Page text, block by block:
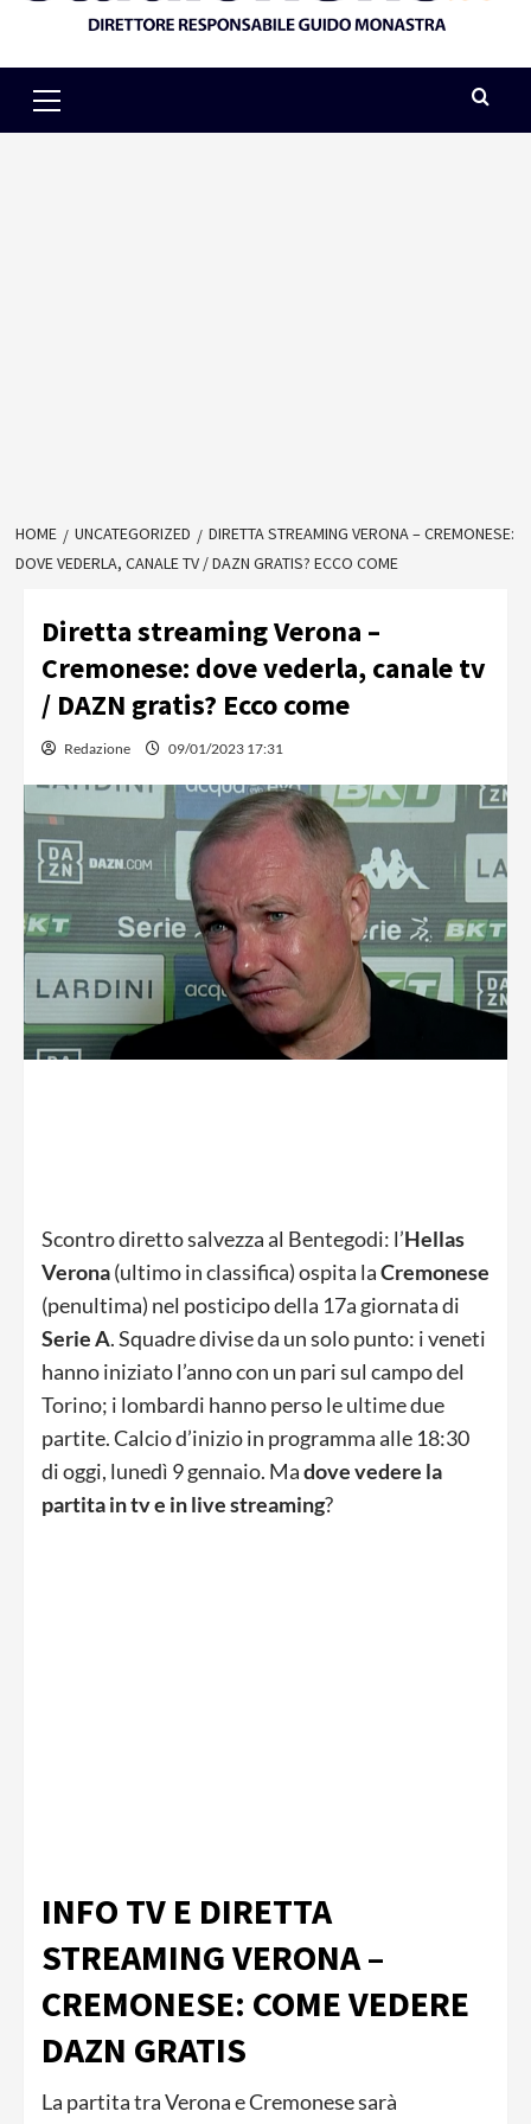
Menu
HOME UNCATEGORIZED
DIRETTA STREAMING VERONA – CREMONESE:
DOVE VEDERLA, CANALE TV / DAZN GRATIS? ECCO COME
Diretta streaming Verona –
Cremonese: dove vederla, canale tv
/ DAZN gratis? Ecco come
Redazione 09/01/2023 17:31
Scontro diretto salvezza al Bentegodi: l’Hellas
Verona(ultimo in classifica) ospita laCremonese
(penultima) nel posticipo della 17a giornata di
Serie A. Squadre divise da un solo punto: i veneti
hanno iniziato l’anno con un pari sul campo del
Torino; i lombardi hanno perso le ultime due
partite. Calcio d’inizio in programma alle 18:30
di oggi, lunedì 9 gennaio. Madove vedere la
partita in tv e in live streaming?
INFO TV E DIRETTA
STREAMING VERONA –
CREMONESE: COME VEDERE
DAZN GRATIS
La partita tra Verona e Cremonese sarà